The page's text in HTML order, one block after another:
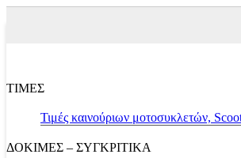
ΤΙΜΕΣ
Τιμές καινούριων μοτοσυκλετών,
ΔΟΚΙΜΕΣ – ΣΥΓΚΡΙΤΙΚΑ